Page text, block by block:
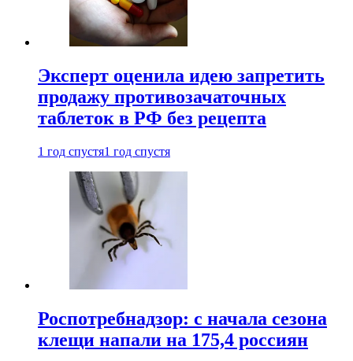
Эксперт оценила идею запретить
продажу противозачаточных
таблеток в РФ без рецепта
1 год спустя1 год спустя
Роспотребнадзор: с начала сезона
клещи напали на 175,4 россиян